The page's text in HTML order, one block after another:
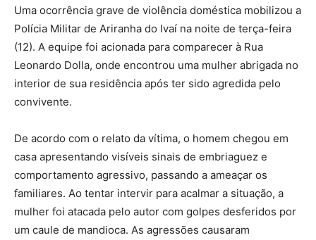
Uma ocorrência grave de violência doméstica mobilizou a
Polícia Militar de Ariranha do Ivaí na noite de terça-feira
(12). A equipe foi acionada para comparecer à Rua
Leonardo Dolla, onde encontrou uma mulher abrigada no
interior de sua residência após ter sido agredida pelo
convivente.
De acordo com o relato da vítima, o homem chegou em
casa apresentando visíveis sinais de embriaguez e
comportamento agressivo, passando a ameaçar os
familiares. Ao tentar intervir para acalmar a situação, a
mulher foi atacada pelo autor com golpes desferidos por
um caule de mandioca. As agressões causaram